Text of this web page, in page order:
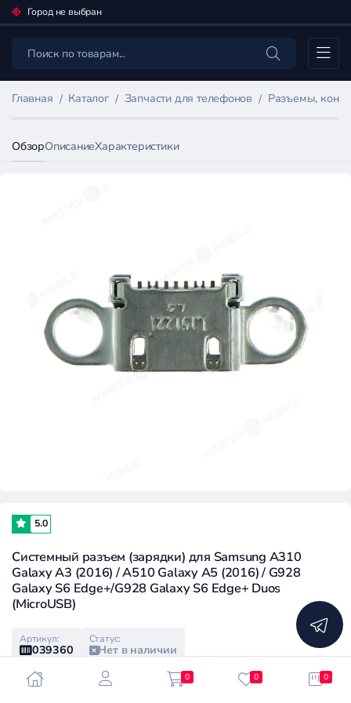
Город не выбран
Каталог
Главная Каталог Запчасти для телефонов Разъемы,
ОбзорОписаниеХарактеристики
5.0
Системный разъем (зарядки) для Samsung A310
Galaxy A3 (2016) / A510 Galaxy A5 (2016) / G928
Galaxy S6 Edge+/G928 Galaxy S6 Edge+ Duos
(MicroUSB)
Артикул:
039360
Статус:
Нет в наличии
0 0 0